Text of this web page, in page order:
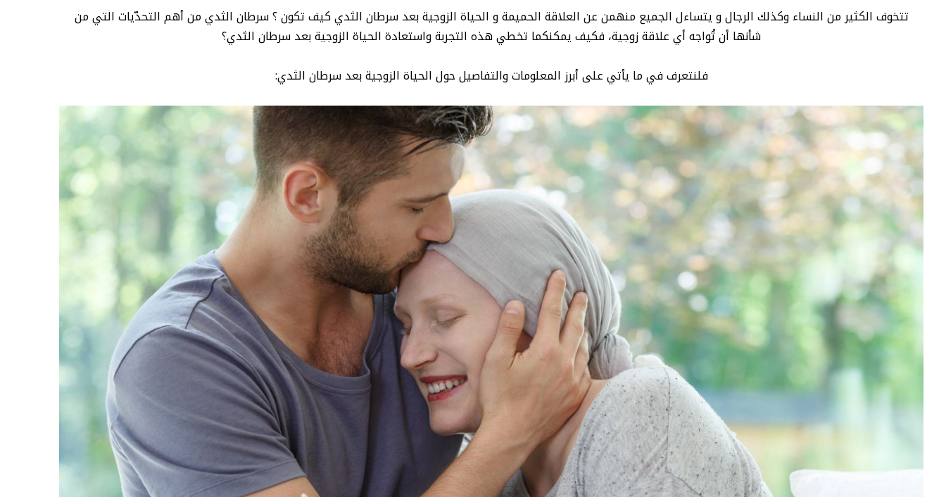
تتخوف الكثير من النساء وكذلك الرجال و يتساءل الجميع منهمن عن العلاقة الحميمة و الحياة الزوجية بعد سرطان الثدي كيف تكون ؟ سرطان الثدي من أهم التحدّيات التي من
شأنها أن تُواجه أي علاقة زوجية، فكيف يمكنكما تخطي هذه التجربة واستعادة الحياة الزوجية بعد سرطان الثدي؟
فلنتعرف في ما يأتي على أبرز المعلومات والتفاصيل حول الحياة الزوجية بعد سرطان الثدي: